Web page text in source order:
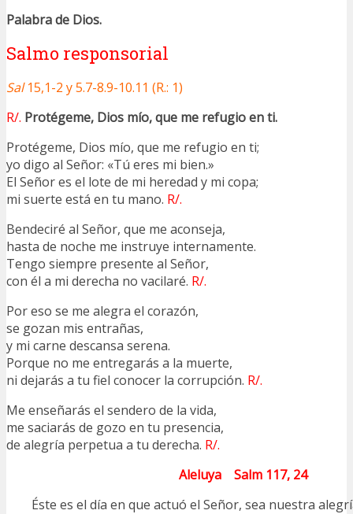
Palabra de Dios.
Salmo responsorial
Sal15,1-2 y 5.7-8.9-10.11 (R.: 1)
R/. Protégeme, Dios mío, que me refugio en ti.
Protégeme, Dios mío, que me refugio en ti;
yo digo al Señor: «Tú eres mi bien.»
El Señor es el lote de mi heredad y mi copa;
mi suerte está en tu mano. R/.
Bendeciré al Señor, que me aconseja,
hasta de noche me instruye internamente.
Tengo siempre presente al Señor,
con él a mi derecha no vacilaré. R/.
Por eso se me alegra el corazón,
se gozan mis entrañas,
y mi carne descansa serena.
Porque no me entregarás a la muerte,
ni dejarás a tu fiel conocer la corrupción. R/.
Me enseñarás el sendero de la vida,
me saciarás de gozo en tu presencia,
de alegría perpetua a tu derecha. R/.
Aleluya Salm 117, 24
Éste es el día en que actuó el Señor, sea nuestra